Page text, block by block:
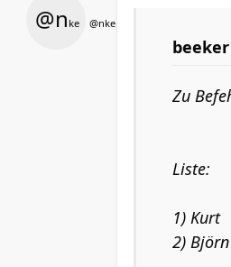
@n ke @nke
Zu
Liste:
1) Kurt
2) Björn